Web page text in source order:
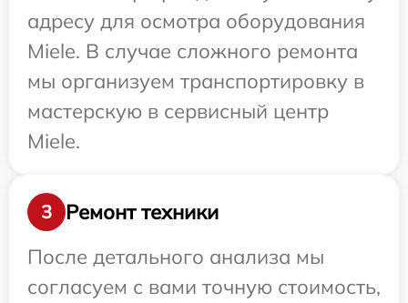
адресу для осмотра оборудования
Miele. В случае сложного ремонта
мы организуем транспортировку в
мастерскую в сервисный центр
Miele.
3
Ремонт техники
После детального анализа мы
согласуем с вами точную стоимость,